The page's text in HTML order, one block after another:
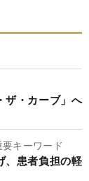
ザ・カーブ」へ
キーワード
、患者負担の軽